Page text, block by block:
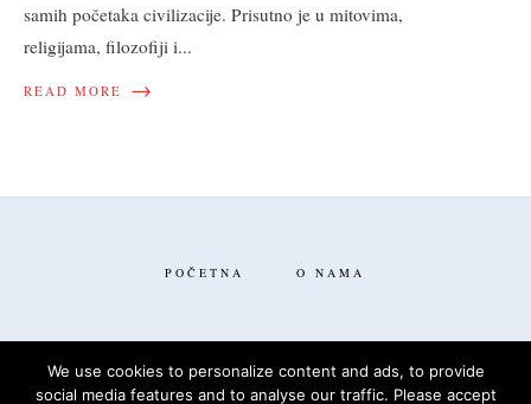
samih početaka civilizacije. Prisutno je u mitovima,
religijama, filozofiji i...
READ MORE →
POČETNA O NAMA
We use cookies to personalize content and ads, to provide
social media features and to analyse our traffic. Please accept